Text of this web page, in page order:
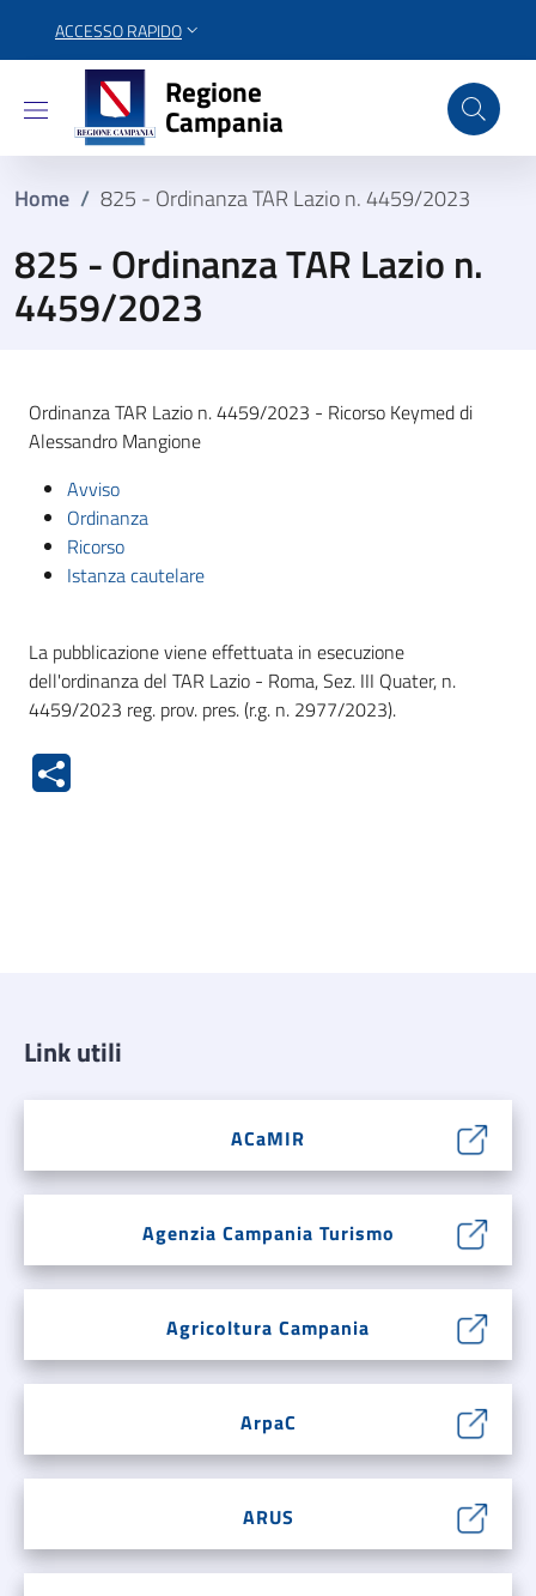
ACCESSO RAPIDO
Regione Campania
Regione
Campania
Home / 825 - Ordinanza TAR Lazio n. 4459/2023
825 - Ordinanza TAR Lazio n.
4459/2023
Ordinanza TAR Lazio n. 4459/2023 - Ricorso Keymed di
Alessandro Mangione
Avviso
Ordinanza
Ricorso
Istanza cautelare
La pubblicazione viene effettuata in esecuzione
dell'ordinanza del TAR Lazio - Roma, Sez. III Quater, n.
4459/2023 reg. prov. pres. (r.g. n. 2977/2023).
Link utili
ACaMIR
Agenzia Campania Turismo
Agricoltura Campania
ArpaC
ARUS